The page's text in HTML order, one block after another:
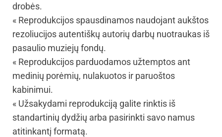
drobės.
« Reprodukcijos spausdinamos naudojant aukštos
rezoliucijos autentiškų autorių darbų nuotraukas iš
pasaulio muziejų fondų.
« Reprodukcijos parduodamos užtemptos ant
medinių porėmių, nulakuotos ir paruoštos
kabinimui.
« Užsakydami reprodukciją galite rinktis iš
standartinių dydžių arba pasirinkti savo namus
atitinkantį formatą.